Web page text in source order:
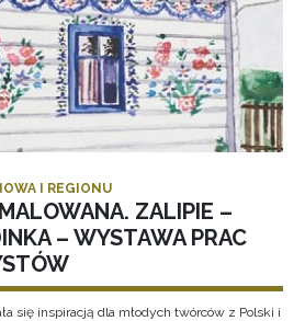
I REGIONU
ZALIPIE –
– WYSTAWA PRAC
się inspiracją dla młodych twórców z Polski i